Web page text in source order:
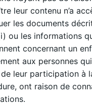
leur contenu n’a
les documents
ou les informations
concernant un
aux personnes
leur participation à
ont raison de